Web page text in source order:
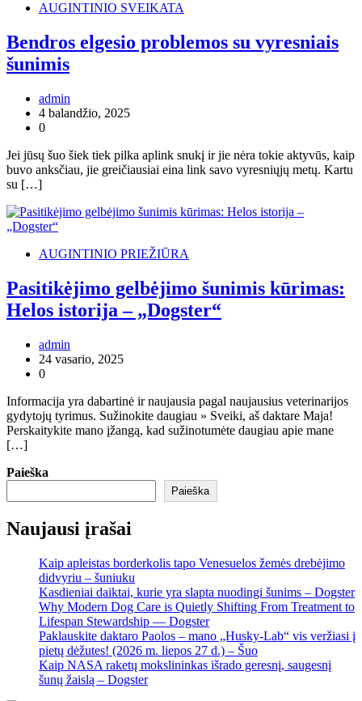
AUGINTINIO SVEIKATA
Bendros elgesio problemos su vyresniais
šunimis
admin
4 balandžio, 2025
0
Jei jūsų šuo šiek tiek pilka aplink snukį ir jie nėra tokie aktyvūs, kaip
buvo anksčiau, jie greičiausiai eina link savo vyresniųjų metų. Kartu
su […]
AUGINTINIO PRIEŽIŪRA
Pasitikėjimo gelbėjimo šunimis kūrimas:
Helos istorija – „Dogster“
admin
24 vasario, 2025
0
Informacija yra dabartinė ir naujausia pagal naujausius veterinarijos
gydytojų tyrimus. Sužinokite daugiau » Sveiki, aš daktare Maja!
Perskaitykite mano įžangą, kad sužinotumėte daugiau apie mane
[…]
Paieška
Paieška
Naujausi įrašai
Kaip apleistas borderkolis tapo Venesuelos žemės drebėjimo
didvyriu – šuniuku
Kasdieniai daiktai, kurie yra slapta nuodingi šunims – Dogster
Why Modern Dog Care is Quietly Shifting From Treatment to
Lifespan Stewardship — Dogster
Paklauskite daktaro Paolos – mano „Husky-Lab“ vis veržiasi į
pietų dėžutes! (2026 m. liepos 27 d.) – Šuo
Kaip NASA raketų mokslininkas išrado geresnį, saugesnį
šunų žaislą – Dogster